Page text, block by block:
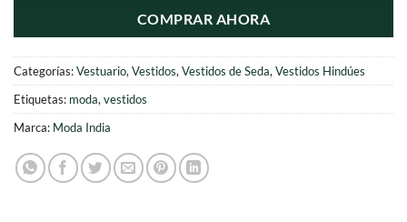
COMPRAR AHORA
Categorías:Vestuario, Vestidos, Vestidos de Seda, Vestidos Hindúes
Etiquetas: moda, vestidos
Marca: Moda India